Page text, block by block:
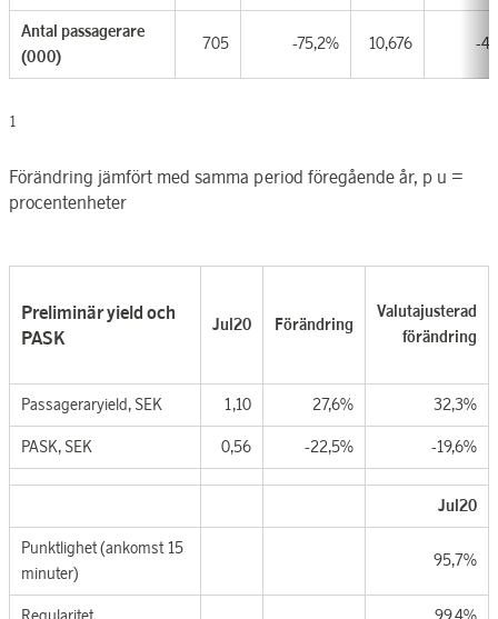
Antal passagerare
(000)
705 -75,2% 10,676 -
1
Förändring jämfört med samma period föregående år, p u =
procentenheter
Preliminär yield och
PASK
Jul20 Förändring
Valutajusterad
förändring
Passageraryield, SEK 1,10 27,6% 32,3%
PASK, SEK 0,56 -22,5% -19,6%
Jul20
Punktlighet (ankomst 15
minuter)
95,7%